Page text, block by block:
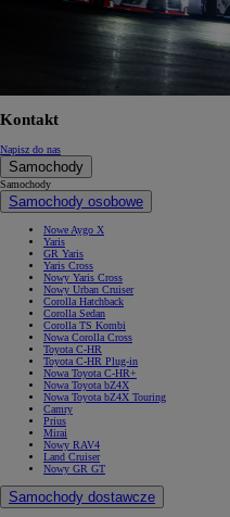
Kontakt
Napisz do nas
Samochody
Samochody
Samochody osobowe
Nowe Aygo X
Yaris
GR Yaris
Yaris Cross
Nowy Yaris Cross
Nowy Urban Cruiser
Corolla Hatchback
Corolla Sedan
Corolla TS Kombi
Nowa Corolla Cross
Toyota C-HR
Toyota C-HR Plug-in
Nowa Toyota C-HR+
Nowa Toyota bZ4X
Nowa Toyota bZ4X Touring
Camry
Prius
Mirai
Nowy RAV4
Land Cruiser
Nowy GR GT
Samochody dostawcze